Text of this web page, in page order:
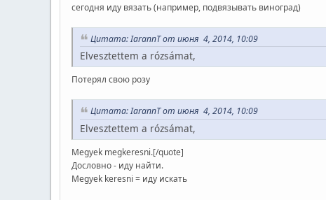
сегодня иду вязать (например, подвязывать виноград)
Цитата: IarannT от июня 4, 2014, 10:09
Elvesztettem a rózsámat,
Потерял свою розу
Цитата: IarannT от июня 4, 2014, 10:09
Elvesztettem a rózsámat,
Megyek megkeresni.[/quote]
Дословно - иду найти.
Megyek keresni = иду искать